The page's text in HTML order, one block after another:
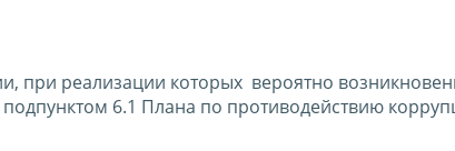
при реализации которых вероятно
6.1 Плана по противодействию